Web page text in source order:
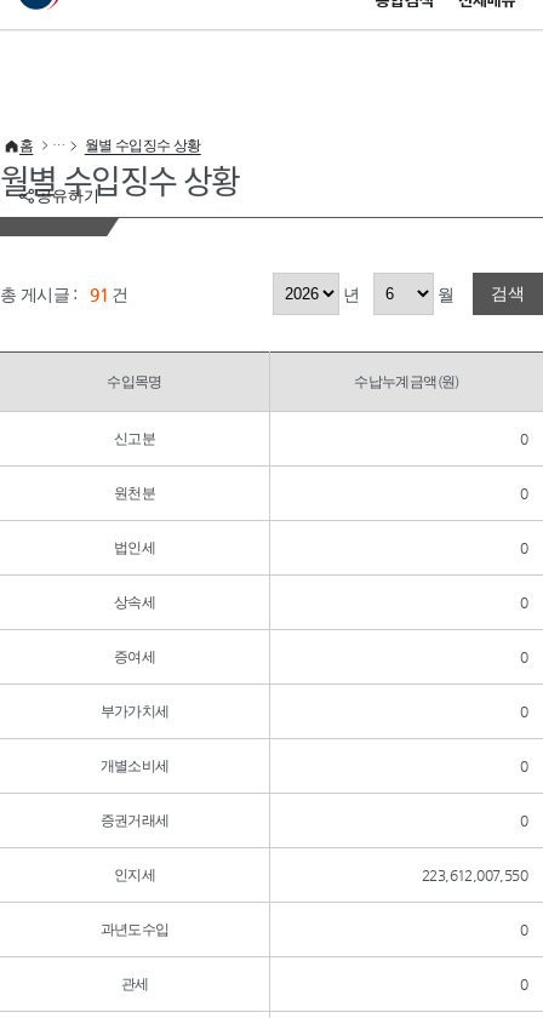
이 누리집은 대한민국 공식 전자정부 누리집입니다.
공유하기
홈 월별 수입징수 상황
월별 수입징수 상황
총 게시글 : 91 건 년 월 검색
수입목명 수납누계금액(원)
신고분 0
원천분 0
법인세 0
상속세 0
증여세 0
부가가치세 0
개별소비세 0
증권거래세 0
인지세 223,612,007,550
과년도수입 0
관세 0